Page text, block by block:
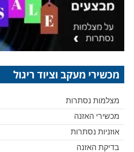
מכשירי מעקב וציוד ריגול
מצלמות נסתרות
מכשירי האזנה
אוזניות נסתרות
בדיקת האזנה